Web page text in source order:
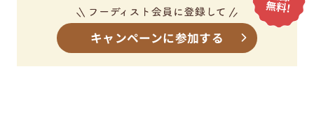
キャンペーンに参加する